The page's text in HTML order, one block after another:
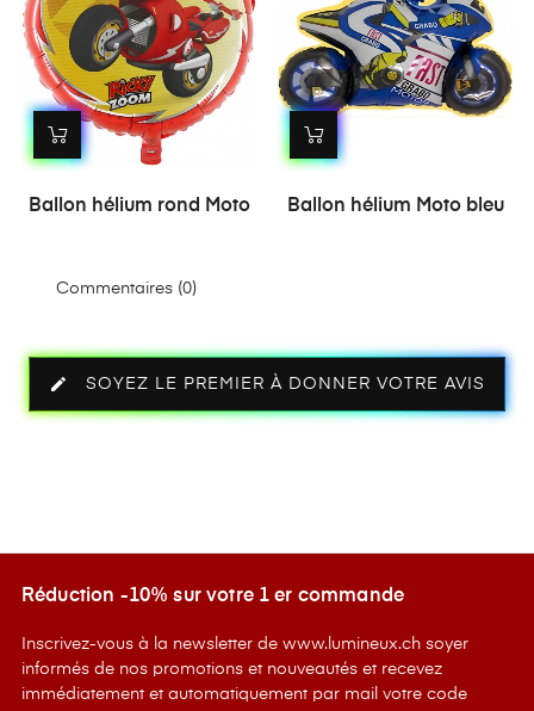
Ballon hélium rond Moto Ballon hélium Moto bleu
Commentaires (0)
edit SOYEZ LE PREMIER À DONNER VOTRE AVIS
Réduction -10% sur votre 1 er commande
Inscrivez-vous à la newsletter de www.lumineux.ch soyer
informés de nos promotions et nouveautés et recevez
immédiatement et automatiquement par mail votre code